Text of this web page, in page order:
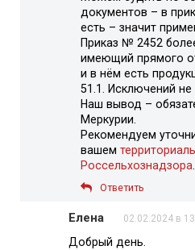
документов – в
есть – значит
Приказ № 2452
имеющий прямого
и в нём есть
51.1. Исключений не
Наш вывод –
Меркурии.
Рекомендуем
вашем
Россельхознадзора
Ответить
Елена 02.02.2024 в
Добрый день.